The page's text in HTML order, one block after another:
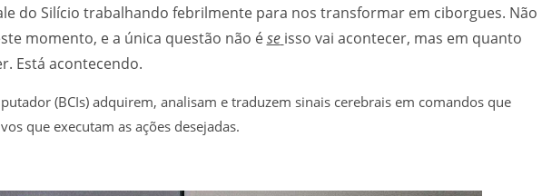
do Silício trabalhando febrilmente para nos transformar em ciborgues. Não
momento, e a única questão não ése isso vai acontecer, mas em quanto
Está acontecendo.
(BCIs) adquirem, analisam e traduzem sinais cerebrais em comandos que
que executam as ações desejadas.